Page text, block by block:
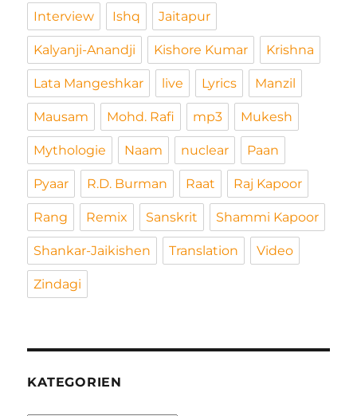
Interview Ishq Jaitapur
Kalyanji-Anandji Kishore Kumar Krishna
Lata Mangeshkar live Lyrics Manzil
Mausam Mohd. Rafi mp3 Mukesh
Mythologie Naam nuclear Paan
Pyaar R.D. Burman Raat Raj Kapoor
Rang Remix Sanskrit Shammi Kapoor
Shankar-Jaikishen Translation Video
Zindagi
KATEGORIEN